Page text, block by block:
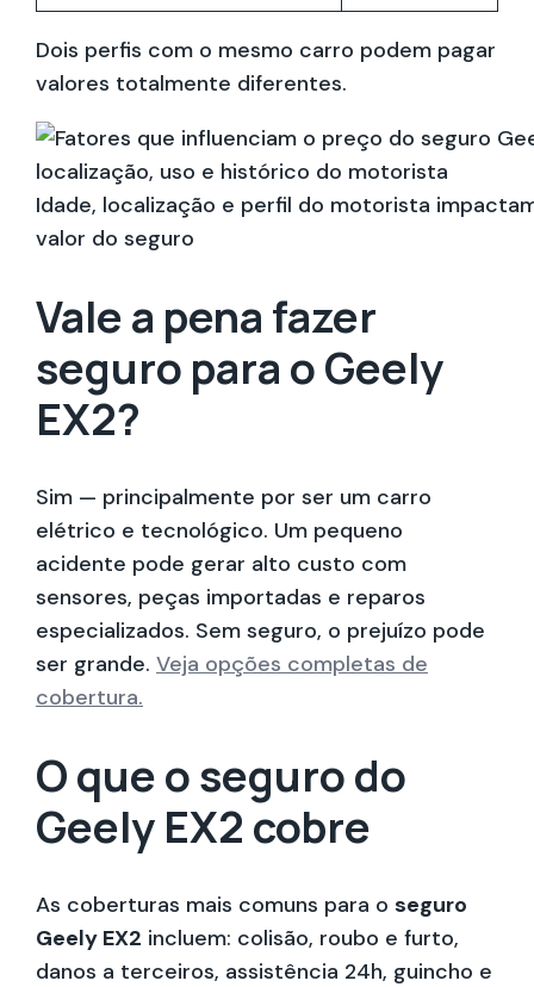
Dois perfis com o mesmo carro podem pagar
valores totalmente diferentes.
Idade, localização e perfil do motorista
valor do seguro
Vale a pena fazer
seguro para o Geely
EX2?
Sim — principalmente por ser um carro
elétrico e tecnológico. Um pequeno
acidente pode gerar alto custo com
sensores, peças importadas e reparos
especializados. Sem seguro, o prejuízo pode
ser grande. Veja opções completas de
cobertura.
O que o seguro do
Geely EX2 cobre
As coberturas mais comuns para o seguro
Geely EX2 incluem: colisão, roubo e furto,
danos a terceiros, assistência 24h, guincho e